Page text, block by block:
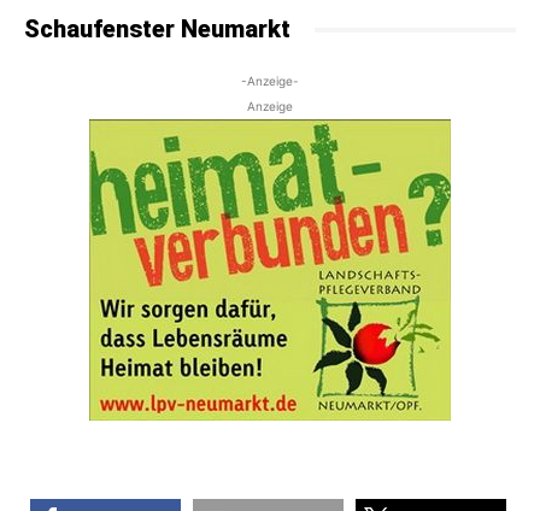
Schaufenster Neumarkt
-Anzeige-
Anzeige